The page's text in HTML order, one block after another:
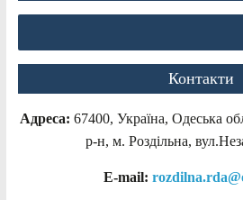
Контакти
Адреса: 67400, Україна, Одеська
р-н, м. Роздільна,
E-mail: